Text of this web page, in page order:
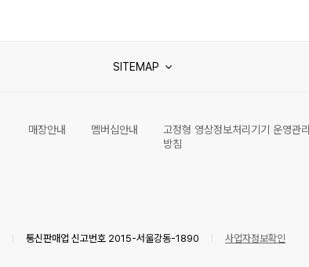
SITEMAP
매장안내 멤버십안내
고정형 영상정보처리기기 운영관리
방침
통신판매업 신고번호 2015-서울강동-1890 사업자정보확인